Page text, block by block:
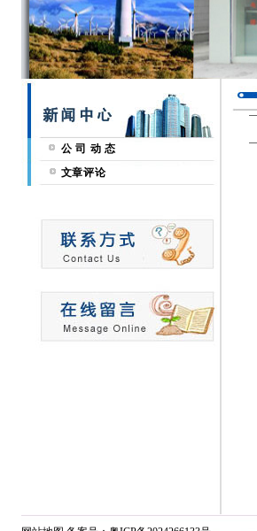
公 司 动 态
文章评论